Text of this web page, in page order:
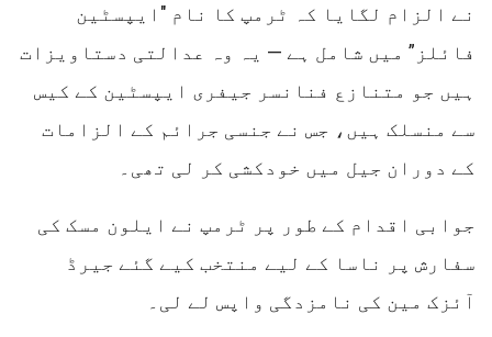
نے الزام لگایا کہ ٹرمپ کا نام "ایپسٹین
فائلز” میں شامل ہے — یہ وہ عدالتی دستاویزات
ہیں جو متنازع فنانسر جیفری ایپسٹین کے کیس
سے منسلک ہیں، جس نے جنسی جرائم کے الزامات
کے دوران جیل میں خودکشی کر لی تھی۔
جوابی اقدام کے طور پر ٹرمپ نے ایلون مسک کی
سفارش پر ناسا کے لیے منتخب کیے گئے جیرڈ
آئزک مین کی نامزدگی واپس لے لی۔